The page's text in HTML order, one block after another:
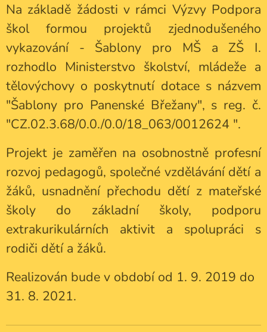
Na základě žádosti v rámci Výzvy Podpora
škol formou projektů zjednodušeného
vykazování - Šablony pro MŠ a ZŠ I.
rozhodlo Ministerstvo školství, mládeže a
tělovýchovy o poskytnutí dotace s názvem
"Šablony pro Panenské Břežany", s reg. č.
"CZ.02.3.68/0.0./0.0/18_063/0012624 ".
Projekt je zaměřen na osobnostně profesní
rozvoj pedagogů, společné vzdělávání dětí a
žáků, usnadnění přechodu dětí z mateřské
školy do základní školy, podporu
extrakurikulárních aktivit a spolupráci s
rodiči dětí a žáků.
Realizován bude v období od 1. 9. 2019 do
31. 8. 2021.